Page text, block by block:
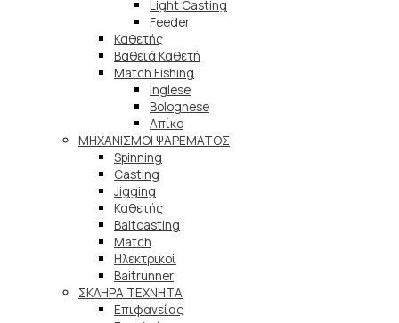
Light Casting
Feeder
Καθετής
Βαθειά Καθετή
Match Fishing
Inglese
Bolognese
Απίκο
ΜΗΧΑΝΙΣΜΟΙ ΨΑΡΕΜΑΤΟΣ
Spinning
Casting
Jigging
Καθετής
Baitcasting
Match
Ηλεκτρικοί
Baitrunner
ΣΚΛΗΡΑ ΤΕΧΝΗΤΑ
Επιφανείας